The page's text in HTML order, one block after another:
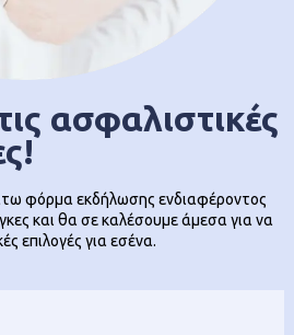
ασφαλιστικές
φόρμα εκδήλωσης ενδιαφέροντος
και θα σε καλέσουμε άμεσα για να
επιλογές για εσένα.